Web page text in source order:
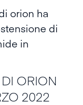
orion ha
di
in
ORION
2022